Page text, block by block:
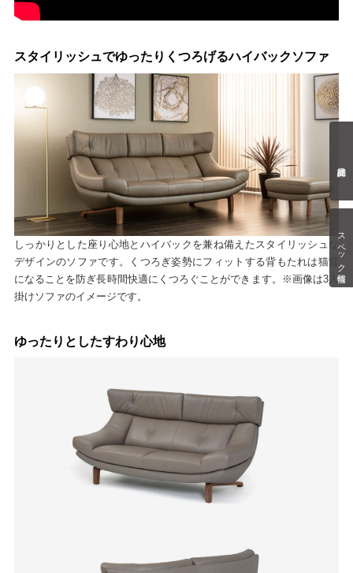
スペック情報
スタイリッシュでゆったりくつろげるハイバックソファ
しっかりとした座り心地とハイバックを兼ね備えたスタイリッシュな
デザインのソファです。くつろぎ姿勢にフィットする背もたれは猫背
になることを防ぎ長時間快適にくつろぐことができます。※画像は3人
掛けソファのイメージです。
ゆったりとしたすわり心地